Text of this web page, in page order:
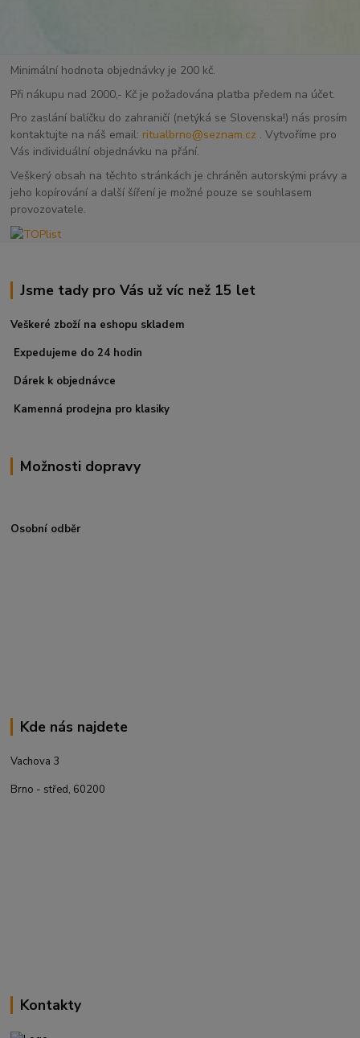
Minimální hodnota objednávky je 200 kč.
Při nákupu nad 2000,- Kč je požadována platba předem na účet.
Pro zaslání balíčku do zahraničí (netýká se Slovenska!) nás prosím
kontaktujte na náš email: ritualbrno@seznam.cz . Vytvoříme pro
Vás individuální objednávku na přání.
Veškerý obsah na těchto stránkách je chráněn autorskými právy a
jeho kopírování a další šíření je možné pouze se souhlasem
provozovatele.
Jsme tady pro Vás už víc než 15 let
Veškeré zboží na eshopu skladem
Expedujeme do 24 hodin
Dárek k objednávce
Kamenná prodejna pro klasiky
Možnosti dopravy
Osobní odběr
Kde nás najdete
Vachova 3
Brno - střed, 60200
Kontakty